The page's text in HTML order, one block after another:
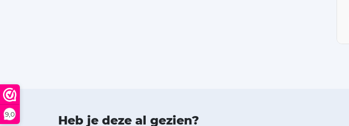
9,0 Heb je deze al gezien?